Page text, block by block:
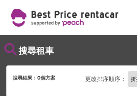
搜尋租車
搜尋結果：0個方案 更改排序順序：